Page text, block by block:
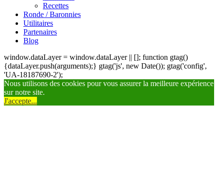
Recettes
Ronde / Baronnies
Utilitaires
Partenaires
Blog
window.dataLayer = window.dataLayer || []; function gtag()
{dataLayer.push(arguments);} gtag('js', new Date()); gtag('config',
'UA-18187690-2');
Nous utilisons des cookies pour vous assurer la meilleure expérience
sur notre site.
J'accepte...